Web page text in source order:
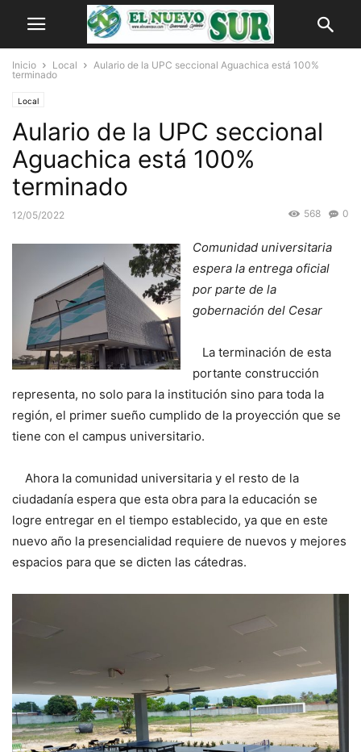
Inicio Local
Aulario de la UPC seccional Aguachica está 100%
terminado
Local
Aulario de la UPC seccional
Aguachica está 100%
terminado
12/05/2022 0
568
Comunidad universitaria
espera la entrega oficial
por parte de la
gobernación del Cesar
La terminación de esta
portante construcción
representa, no solo para la institución sino para toda la
región, el primer sueño cumplido de la proyección que se
tiene con el campus universitario.
Ahora la comunidad universitaria y el resto de la
ciudadanía espera que esta obra para la educación se
logre entregar en el tiempo establecido, ya que en este
nuevo año la presencialidad requiere de nuevos y mejores
espacios para que se dicten las cátedras.